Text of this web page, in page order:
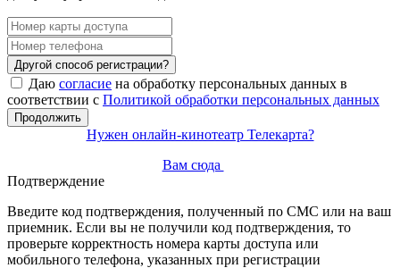
Другой способ регистрации?
Даю согласие на обработку персональных данных в
соответствии с Политикой обработки персональных данных
Продолжить
Нужен онлайн-кинотеатр Телекарта?
Вам сюда
Подтверждение
Введите код подтверждения, полученный по СМС или на ваш
приемник. Если вы не получили код подтверждения, то
проверьте корректность номера карты доступа или
мобильного телефона, указанных при регистрации